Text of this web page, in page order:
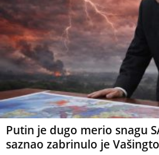
Putin je dugo merio snagu
saznao zabrinulo je